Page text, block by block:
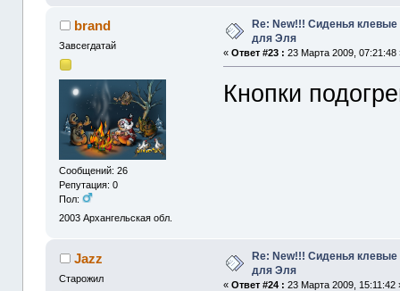
brand
Завсегдатай
Сообщений: 26
Репутация: 0
Пол:
2003 Архангельская обл.
Re: New!!! Сиденья
для Эля
«Ответ #23 : 23 Марта 2009, 07:21:48
Кнопки
Jazz
Старожил
Re: New!!! Сиденья
для Эля
«Ответ #24 : 23 Марта 2009, 15:11:42